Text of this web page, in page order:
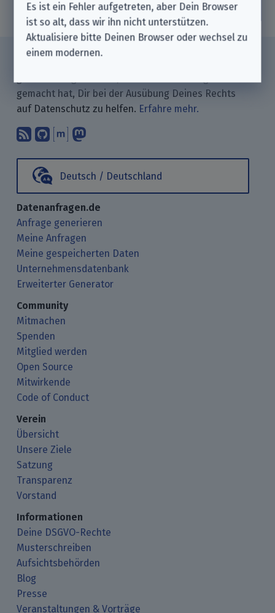
Kommentar veröffentlichen
gemacht hat, Dir bei der Ausübung Deines Rechts
auf Datenschutz zu helfen. Erfahre mehr.
Abonniere unsere Blogbeiträge mit
Finde uns bei GitHub.
Unterhalte Dich mit uns über
Deutsch / Deutschland
Datenanfragen.de
Anfrage generieren
Meine Anfragen
Meine gespeicherten Daten
Unternehmensdatenbank
Erweiterter Generator
Community
Mitmachen
Spenden
Mitglied werden
Open Source
Mitwirkende
Code of Conduct
Verein
Übersicht
Unsere Ziele
Satzung
Transparenz
Vorstand
Informationen
Deine DSGVO-Rechte
Musterschreiben
Aufsichtsbehörden
Blog
Presse
Veranstaltungen & Vorträge
Es ist ein Fehler aufgetreten, aber Dein Browser
ist so alt, dass wir ihn nicht unterstützen.
Aktualisiere bitte Deinen Browser oder wechsel zu
einem modernen.